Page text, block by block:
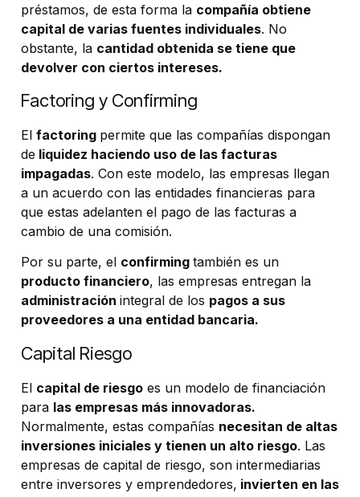
préstamos, de esta forma la compañía obtiene
capital de varias fuentes individuales. No
obstante, la cantidad obtenida se tiene que
devolver con ciertos intereses.
Factoring y Confirming
El factoring permite que las compañías dispongan
de liquidez haciendo uso de las facturas
impagadas. Con este modelo, las empresas llegan
a un acuerdo con las entidades financieras para
que estas adelanten el pago de las facturas a
cambio de una comisión.
Por su parte, el confirming también es un
producto financiero, las empresas entregan la
administración integral de los pagos a sus
proveedores a una entidad bancaria.
Capital Riesgo
El capital de riesgo es un modelo de financiación
para las empresas más innovadoras.
Normalmente, estas compañías necesitan de altas
inversiones iniciales y tienen un alto riesgo. Las
empresas de capital de riesgo, son intermediarias
entre inversores y emprendedores, invierten en las